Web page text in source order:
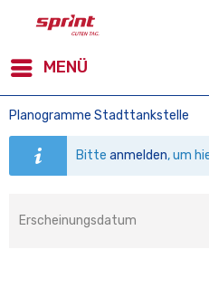
MENÜ
Planogramme Stadttankstelle
Bitteanmelden, um